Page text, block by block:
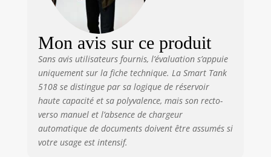
rechargement facile, pratique et
propre avec des flacons
refermables L’imprimante est
compatible avec la bouteille hp
32xl noire (1vv24ae), avec le lot
de 3 bouteilles hp 31 cyan
(1vu26ae), jaune (1vu28ae),
magenta (1vu27ae) ainsi qu’avec
les têtes d’impression originales
hp 6za17ae (noire) et 6za18ae
(tricolore) Dotée d'un système
de sécurité dynamique, qui
Mon avis sur ce produit
Sans avis utilisateurs fournis, l’évaluation s’appuie
uniquement sur la fiche technique. La Smart Tank
5108 se distingue par sa logique de réservoir
haute capacité et sa polyvalence, mais son recto-
verso manuel et l’absence de chargeur
automatique de documents doivent être assumés si
votre usage est intensif.